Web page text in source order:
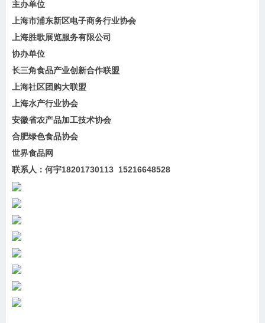
主办单位
上海市浦东新区电子商务行业协会
上海胜歌展览服务有限公司
协办单位
长三角食品产业创新合作联盟
上海社区团购大联盟
上海水产行业协会
安徽省农产品加工技术协会
合肥绿色食品协会
世界食品网
联系人：何宇18201730113 15216648528